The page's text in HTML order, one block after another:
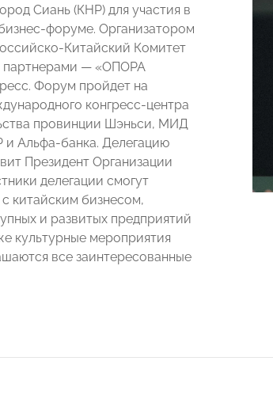
Сиань (КНР) для участия в
форуме. Организатором
Китайский Комитет
партнерами — «ОПОРА
Форум пройдет на
конгресс-центра
провинции Шэньси, МИД
Альфа-банка. Делегацию
Президент Организации
делегации смогут
китайским бизнесом,
и развитых предприятий
культурные мероприятия
все заинтересованные